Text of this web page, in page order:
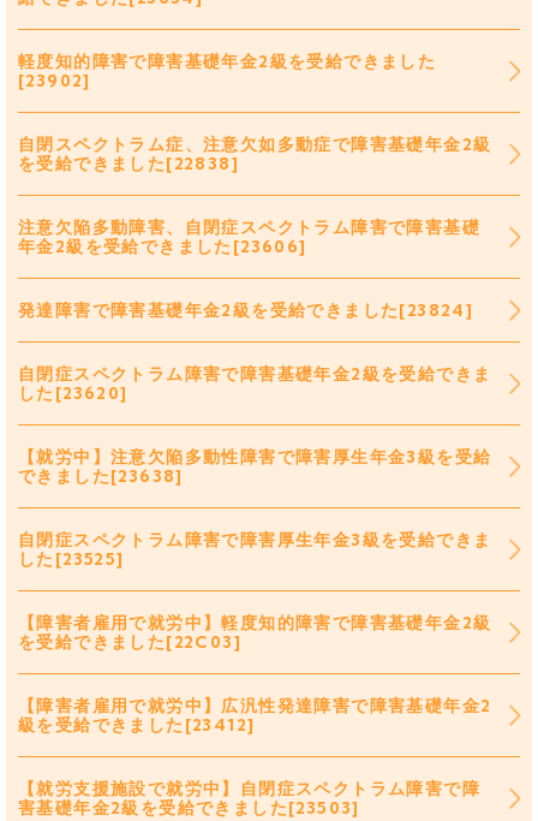
軽度知的障害で障害基礎年金2級を受給できました
[23902]
自閉スペクトラム症、注意欠如多動症で障害基礎年金2級
を受給できました[22838]
注意欠陥多動障害、自閉症スペクトラム障害で障害基礎
年金2級を受給できました[23606]
発達障害で障害基礎年金2級を受給できました[23824]
自閉症スペクトラム障害で障害基礎年金2級を受給できま
した[23620]
【就労中】注意欠陥多動性障害で障害厚生年金3級を受給
できました[23638]
自閉症スペクトラム障害で障害厚生年金3級を受給できま
した[23525]
【障害者雇用で就労中】軽度知的障害で障害基礎年金2級
を受給できました[22C03]
【障害者雇用で就労中】広汎性発達障害で障害基礎年金2
級を受給できました[23412]
【就労支援施設で就労中】自閉症スペクトラム障害で障
害基礎年金2級を受給できました[23503]